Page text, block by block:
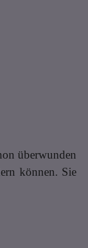
überwunden
können. Sie